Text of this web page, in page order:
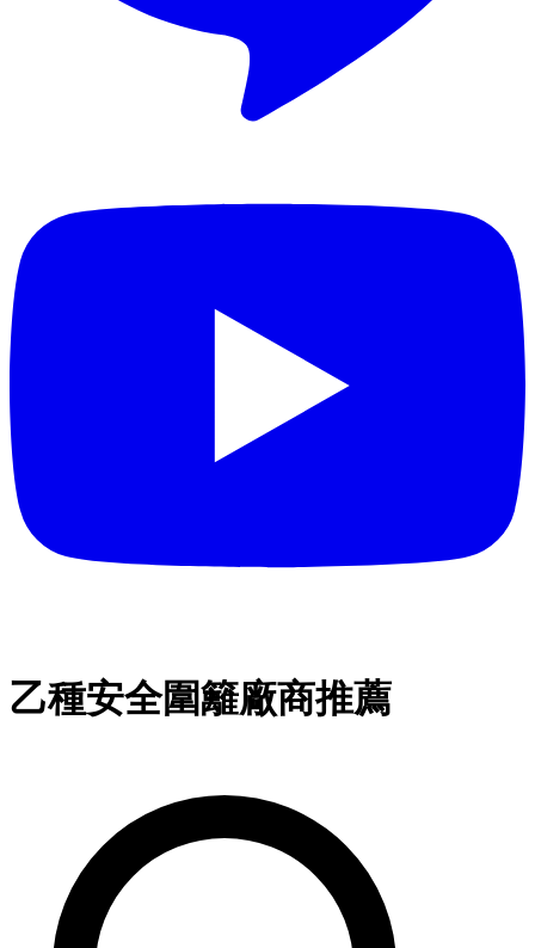
乙種安全圍籬廠商推薦